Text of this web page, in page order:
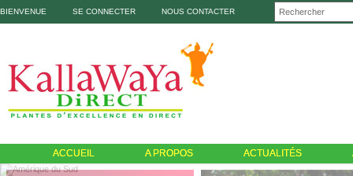
BIENVENUE SE CONNECTER NOUS CONTACTER
ACCUEIL A PROPOS ACTUALITÉS